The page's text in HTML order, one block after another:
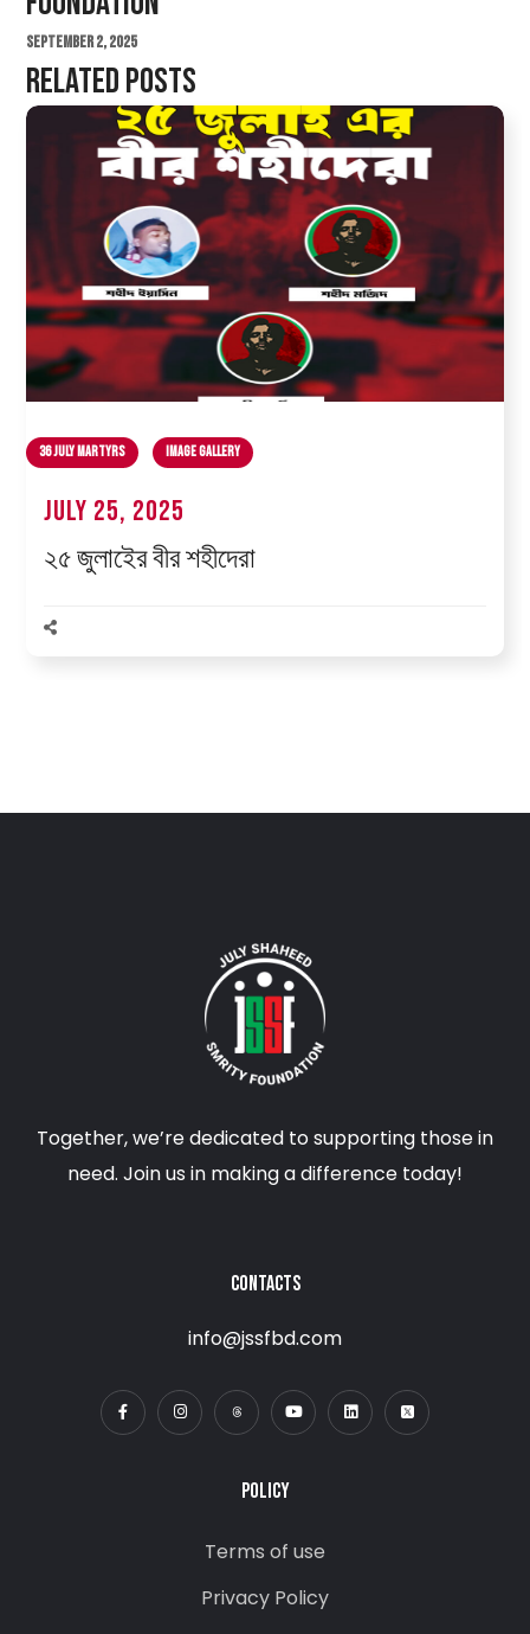
September 2, 2025
Related Posts
36 July Martyrs Image Gallery
July 25, 2025
২৫ জুলাইের বীর শহীদেরা
Together, we’re dedicated to supporting those in
need. Join us in making a difference today!
CONTACTS
info@jssfbd.com
POLICY
Terms of use
Privacy Policy